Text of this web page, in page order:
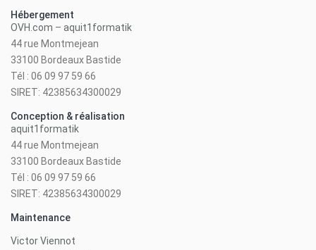
Hébergement
OVH.com –aquit1formatik
44 rue Montmejean
33100 Bordeaux Bastide
Tél : 06 09 97 59 66
SIRET: 42385634300029
Conception & réalisation
aquit1formatik
44 rue Montmejean
33100 Bordeaux Bastide
Tél : 06 09 97 59 66
SIRET: 42385634300029
Maintenance
Victor Viennot